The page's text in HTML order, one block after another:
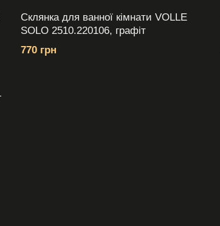
Склянка для ванної кімнати VOLLE
SOLO 2510.220106, графіт
770 грн